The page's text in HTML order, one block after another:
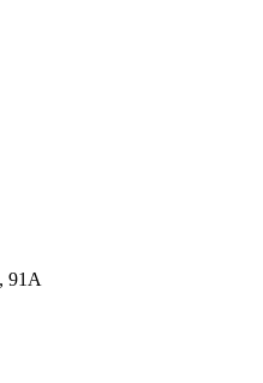
91А